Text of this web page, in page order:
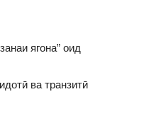
ягона” оид
ва транзитӣ